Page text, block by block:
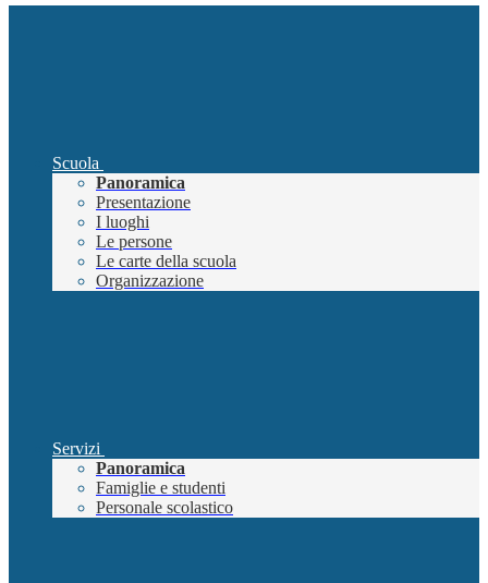
Scuola
Panoramica
Presentazione
I luoghi
Le persone
Le carte della scuola
Organizzazione
Servizi
Panoramica
Famiglie e studenti
Personale scolastico